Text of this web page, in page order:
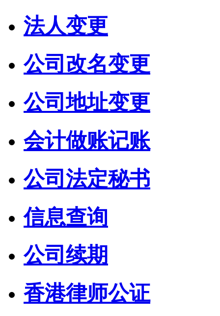
法人变更
公司改名变更
公司地址变更
会计做账记账
公司法定秘书
信息查询
公司续期
香港律师公证